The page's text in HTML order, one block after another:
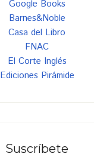
Google Books
Barnes&Noble
Casa del Libro
FNAC
El Corte Inglés
Ediciones Pirámide
Suscríbete